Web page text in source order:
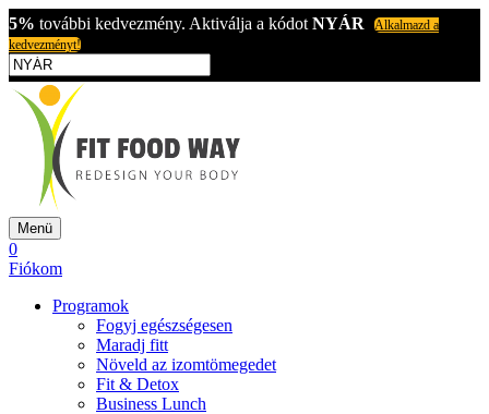
5% további kedvezmény. Aktiválja a kódot NYÁR
Alkalmazd a
kedvezményt!
Menü
0
Fiókom
Programok
Fogyj egészségesen
Maradj fitt
Növeld az izomtömegedet
Fit & Detox
Business Lunch